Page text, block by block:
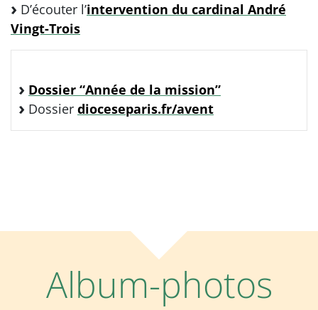
D’écouter l’intervention du cardinal André
Vingt-Trois
Dossier “Année de la mission”
Dossier dioceseparis.fr/avent
Album-photos